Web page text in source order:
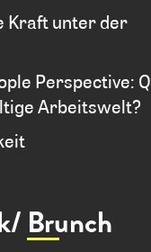
Kraft unter der
Perspective:
Arbeitswelt?
Brunch